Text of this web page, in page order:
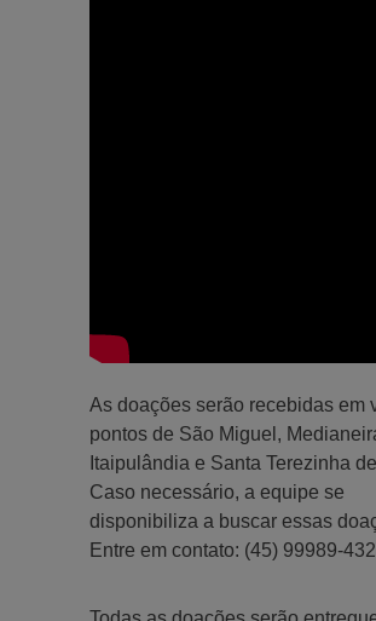
As doações serão recebidas em
pontos de São Miguel,
Itaipulândia e Santa Terezinha
Caso necessário, a equipe se
disponibiliza a buscar essas
Entre em contato: (45) 99989-